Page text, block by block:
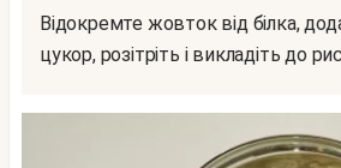
Відокремте жовток від білка, додайте до нього
цукор, розітріть і викладіть до